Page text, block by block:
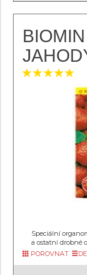
Speciální
a ostatní drobné
POROVNAT